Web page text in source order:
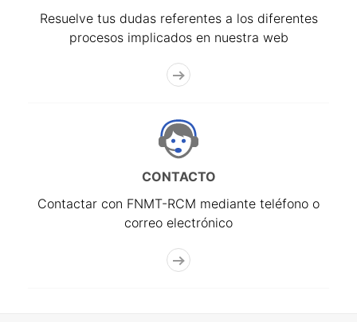
Resuelve tus dudas referentes a los diferentes
procesos implicados en nuestra web
CONTACTO
Contactar con FNMT-RCM mediante teléfono o
correo electrónico